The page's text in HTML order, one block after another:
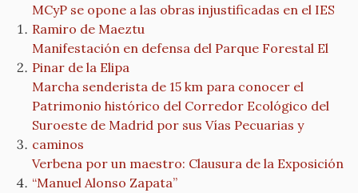
MCyP se opone a las obras injustificadas en el IES
Ramiro de Maeztu
Manifestación en defensa del Parque Forestal El
Pinar de la Elipa
Marcha senderista de 15 km para conocer el
Patrimonio histórico del Corredor Ecológico del
Suroeste de Madrid por sus Vías Pecuarias y
caminos
Verbena por un maestro: Clausura de la Exposición
“Manuel Alonso Zapata”